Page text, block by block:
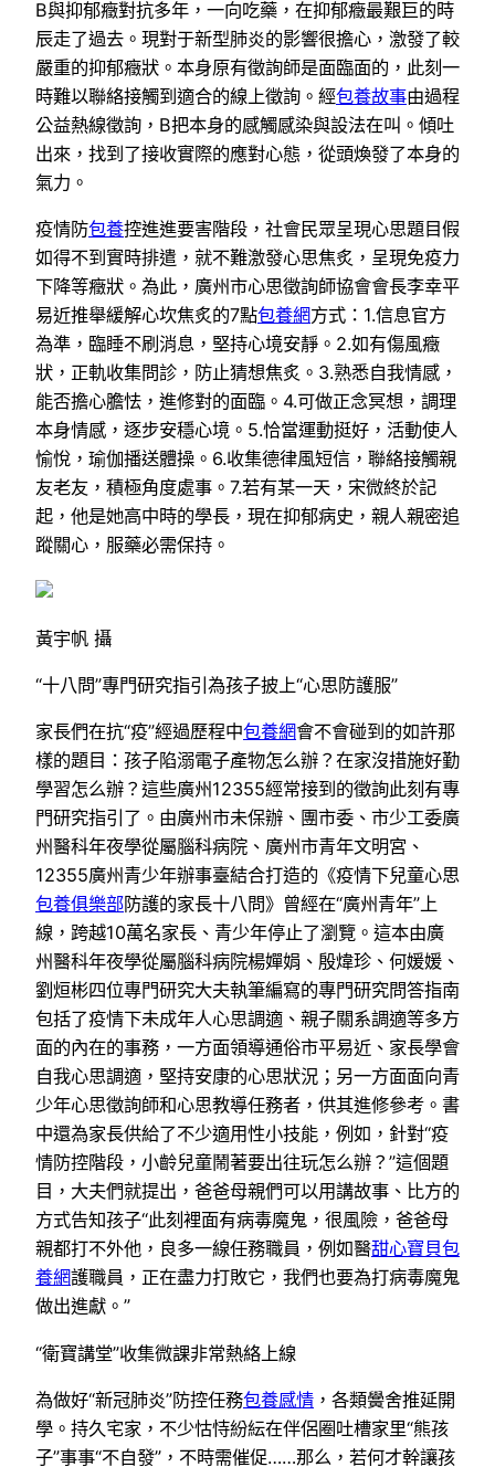
B與抑郁癥對抗多年，一向吃藥，在抑郁癥最艱巨的時
辰走了過去。現對于新型肺炎的影響很擔心，激發了較
嚴重的抑郁癥狀。本身原有徵詢師是面臨面的，此刻一
時難以聯絡接觸到適合的線上徵詢。經包養故事由過程
公益熱線徵詢，B把本身的感觸感染與設法在叫。傾吐
出來，找到了接收實際的應對心態，從頭煥發了本身的
氣力。
疫情防包養控進進要害階段，社會民眾呈現心思題目假
如得不到實時排遣，就不難激發心思焦炙，呈現免疫力
下降等癥狀。為此，廣州市心思徵詢師協會會長李幸平
易近推舉緩解心坎焦炙的7點包養網方式：1.信息官方
為準，臨睡不刷消息，堅持心境安靜。2.如有傷風癥
狀，正軌收集問診，防止猜想焦炙。3.熟悉自我情感，
能否擔心膽怯，進修對的面臨。4.可做正念冥想，調理
本身情感，逐步安穩心境。5.恰當運動挺好，活動使人
愉悅，瑜伽播送體操。6.收集德律風短信，聯絡接觸親
友老友，積極角度處事。7.若有某一天，宋微終於記
起，他是她高中時的學長，現在抑郁病史，親人親密追
蹤關心，服藥必需保持。
黃宇帆 攝
“十八問”專門研究指引為孩子披上“心思防護服”
家長們在抗“疫”經過歷程中包養網會不會碰到的如許那
樣的題目：孩子陷溺電子產物怎么辦？在家沒措施好勤
學習怎么辦？這些廣州12355經常接到的徵詢此刻有專
門研究指引了。由廣州市未保辦、團市委、市少工委廣
州醫科年夜學從屬腦科病院、廣州市青年文明宮、
12355廣州青少年辦事臺結合打造的《疫情下兒童心思
包養俱樂部防護的家長十八問》曾經在“廣州青年”上
線，跨越10萬名家長、青少年停止了瀏覽。這本由廣
州醫科年夜學從屬腦科病院楊嬋娟、殷煒珍、何媛媛、
劉烜彬四位專門研究大夫執筆編寫的專門研究問答指南
包括了疫情下未成年人心思調適、親子關系調適等多方
面的內在的事務，一方面領導通俗市平易近、家長學會
自我心思調適，堅持安康的心思狀況；另一方面面向青
少年心思徵詢師和心思教導任務者，供其進修參考。書
中還為家長供給了不少適用性小技能，例如，針對“疫
情防控階段，小齡兒童鬧著要出往玩怎么辦？”這個題
目，大夫們就提出，爸爸母親們可以用講故事、比方的
方式告知孩子“此刻裡面有病毒魔鬼，很風險，爸爸母
親都打不外他，良多一線任務職員，例如醫甜心寶貝包
養網護職員，正在盡力打敗它，我們也要為打病毒魔鬼
做出進獻。”
“衛寶講堂”收集微課非常熱絡上線
為做好“新冠肺炎”防控任務包養感情 ，各類黌舍推延開
學。持久宅家，不少怙恃紛紜在伴侶圈吐槽家里“熊孩
子”事事“不自發”，不時需催促……那么，若何才幹讓孩